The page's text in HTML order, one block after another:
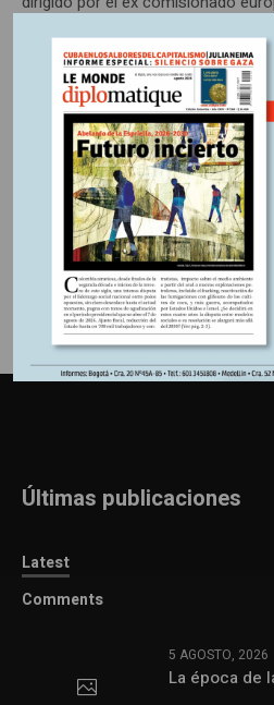
causan sorpresa en tanto
plan de austeridad. Silvio
puesto pero habrá marcado a la
impronta profunda.
Información
Últimas publicaciones
Latest
Comments
5 AGOSTO, 2026
La época de